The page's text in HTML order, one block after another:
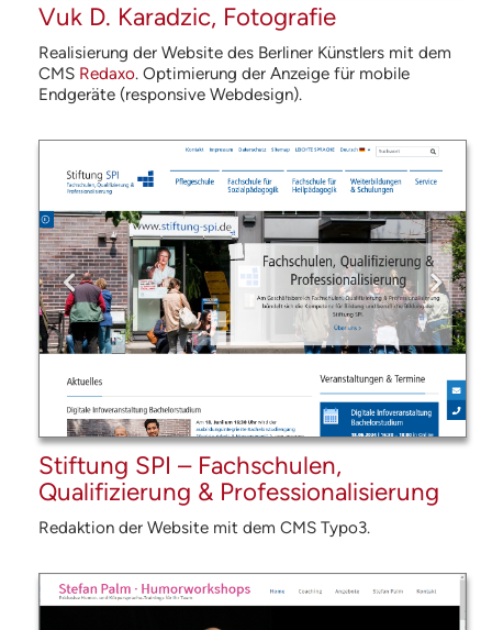
Vuk D. Karadzic, Fotografie
Realisierung der Website des Berliner Künstlers mit dem
CMS Redaxo. Optimierung der Anzeige für mobile
Endgeräte (responsive Webdesign).
Stiftung SPI – Fachschulen,
Qualifizierung & Professionalisierung
Redaktion der Website mit dem CMS Typo3.